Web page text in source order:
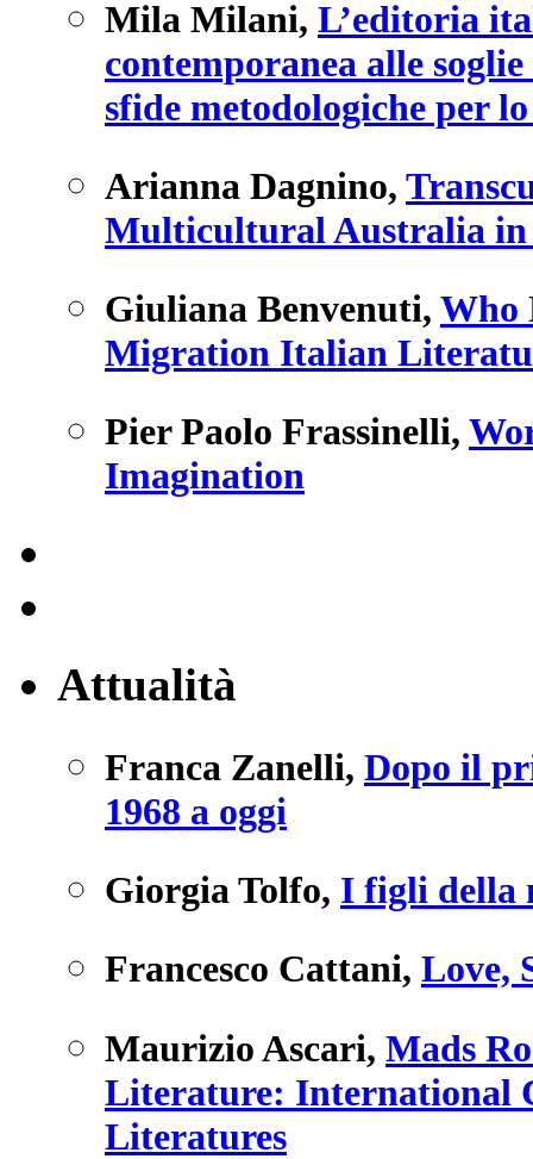
Mila Milani, L’editoria
contemporanea alle
sfide metodologiche per
Arianna Dagnino,
Multicultural Australia in
Giuliana Benvenuti, Who
Migration Italian
Pier Paolo Frassinelli,
Imagination
Attualità
Franca Zanelli, Dopo il
1968 a oggi
Giorgia Tolfo, I figli della
Francesco Cattani, Love,
Maurizio Ascari, Mads
Literature: International
Literatures